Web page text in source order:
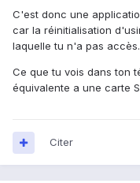
C'est donc une
car la réinitialisation
laquelle tu n'a pas accès.
Ce que tu vois dans ton
équivalente a une carte
Citer